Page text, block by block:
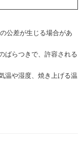
公差が生じる場合があ
ばらつきで、許容される
温や湿度、焼き上げる温